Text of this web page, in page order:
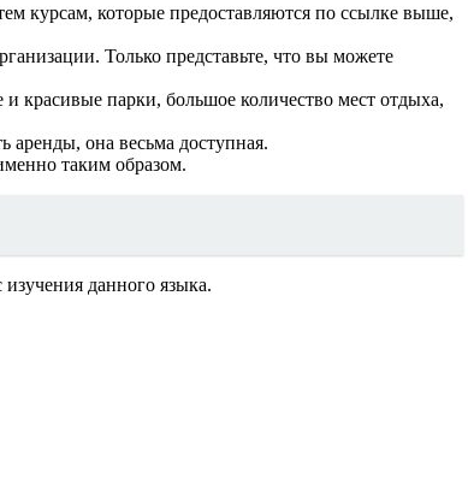
курсам, которые предоставляются по ссылке выше,
Только представьте, что вы можете
красивые парки, большое количество мест отдыха,
аренды, она весьма доступная.
таким образом.
данного языка.